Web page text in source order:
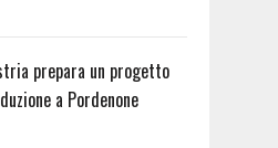
prepara un progetto
a Pordenone